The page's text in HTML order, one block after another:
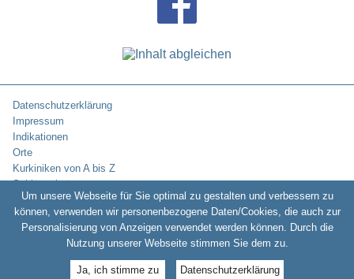
Datenschutzerklärung
Impressum
Indikationen
Orte
Kurkiniken von A bis Z
Schlüsselwörter
Copyright © 2010-2026: Kurklinikverzeichnis.de -
www.kurentschechien.de•www.kuren24.com
Um unsere Webseite für Sie optimal zu gestalten und verbessern zu
können, verwenden wir personenbezogene Daten/Cookies, die auch zur
Personalisierung von Anzeigen verwendet werden können. Durch die
Nutzung unserer Webseite stimmen Sie dem zu.
Ja, ich stimme zu Datenschutzerklärung